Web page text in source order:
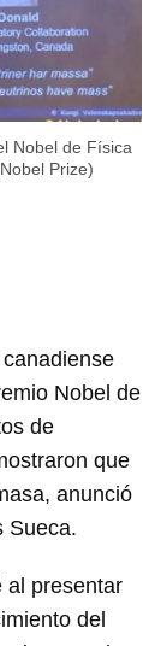
Nobel de Física
Prize)
Nobel de
de
que
anunció
Sueca.
al presentar
del